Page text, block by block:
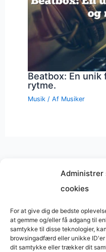
Administrer
cookies
For at give dig de bedste
at gemme og/eller få adgang til
samtykke til disse teknologier,
browsingadfærd eller unikke
dit samtykke eller trækker dit
Beatbox: En
rytme.
Musik / Af Musiker
Musik på
Copyright ©
Udviklet af
Bygget